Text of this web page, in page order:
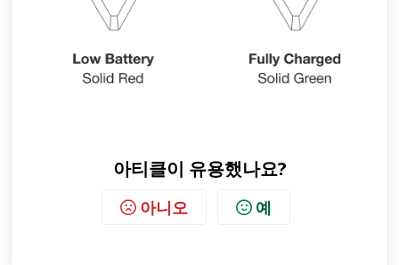
아티클이 유용했나요?
아니오 예